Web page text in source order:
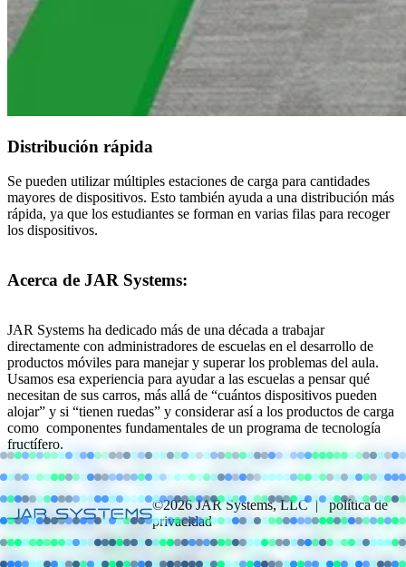
Distribución rápida
Se pueden utilizar múltiples estaciones de carga para cantidades
mayores de dispositivos. Esto también ayuda a una distribución más
rápida, ya que los estudiantes se forman en varias filas para recoger
los dispositivos.
Acerca de JAR Systems:
JAR Systems ha dedicado más de una década a trabajar
directamente con administradores de escuelas en el desarrollo de
productos móviles para manejar y superar los problemas del aula.
Usamos esa experiencia para ayudar a las escuelas a pensar qué
necesitan de sus carros, más allá de “cuántos dispositivos pueden
alojar” y si “tienen ruedas” y considerar así a los productos de carga
como componentes fundamentales de un programa de tecnología
fructífero.
©2026 JAR Systems, LLC | política de
privacidad